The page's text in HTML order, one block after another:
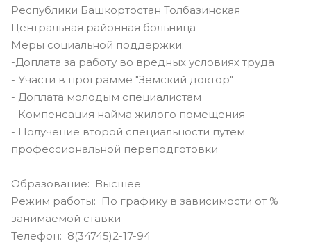
Республики Башкортостан Толбазинская
Центральная районная больница
Меры социальной поддержки:
-Доплата за работу во вредных условиях труда
- Участи в программе "Земский доктор"
- Доплата молодым специалистам
- Компенсация найма жилого помещения
- Получение второй специальности путем
профессиональной переподготовки
Образование: Высшее
Режим работы: По графику в зависимости от %
занимаемой ставки
Телефон: 8(34745)2-17-94